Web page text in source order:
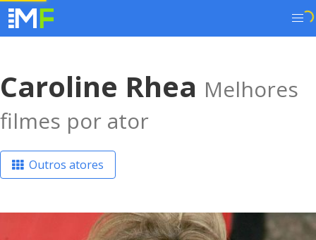
Caroline Rhea Melhores
filmes por ator
Outros atores